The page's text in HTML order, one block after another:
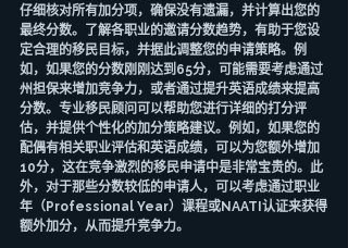
仔细核对所有加分项，确保没有遗漏，并计算出您的
最终分数。了解各职业的邀请分数趋势，有助于您设
定合理的移民目标，并据此调整您的申请策略。例
如，如果您的分数刚刚达到65分，可能需要考虑通过
州担保来增加竞争力，或者通过提升英语成绩来提高
分数。专业移民顾问可以帮助您进行详细的打分评
估，并提供个性化的加分策略建议。例如，如果您的
配偶有相关职业评估和英语成绩，可以为您额外增加
10分，这在竞争激烈的移民申请中是非常宝贵的。此
外，对于那些分数较低的申请人，可以考虑通过职业
年（Professional Year）课程或NAATI认证来获得
额外加分，从而提升竞争力。